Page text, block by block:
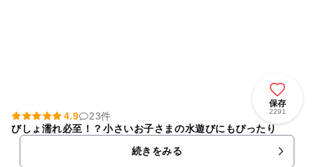
保存
2291
4.9
23件
びしょ濡れ必至！？小さいお子さまの水遊びにもぴったり
続きをみる